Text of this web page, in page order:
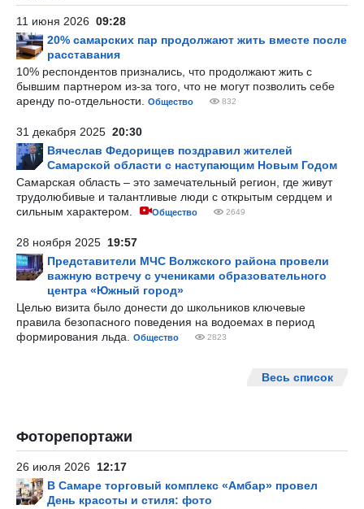
11 июня 2026 09:28
20% самарских пар продолжают жить вместе после
расставания
10% респондентов признались, что продолжают жить с
бывшим партнером из-за того, что не могут позволить себе
аренду по-отдельности.
Общество 832
31 декабря 2025 20:30
Вячеслав Федорищев поздравил жителей
Самарской области с наступающим Новым Годом
Самарская область – это замечательный регион, где живут
трудолюбивые и талантливые люди с открытым сердцем и
сильным характером.
Общество 2649
28 ноября 2025 19:57
Представители МЧС Волжского района провели
важную встречу с учениками образовательного
центра «Южный город»
Целью визита было донести до школьников ключевые
правила безопасного поведения на водоемах в период
формирования льда.
Общество 2823
Весь список
Фоторепортажи
26 июля 2026 12:17
В Самаре торговый комплекс «Амбар» провел
День красоты и стиля: фото